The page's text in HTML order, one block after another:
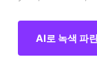
AI로 녹색 파